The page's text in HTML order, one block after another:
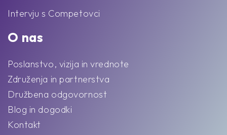
Intervju s Competovci
O nas
Poslanstvo, vizija in vrednote
Združenja in partnerstva
Družbena odgovornost
Blog in dogodki
Kontakt